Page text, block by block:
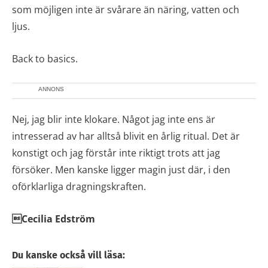
som möjligen inte är svårare än näring, vatten och
ljus.
Back to basics.
ANNONS
Nej, jag blir inte klokare. Något jag inte ens är
intresserad av har alltså blivit en årlig ritual. Det är
konstigt och jag förstår inte riktigt trots att jag
försöker. Men kanske ligger magin just där, i den
oförklarliga dragningskraften.
Cecilia Edström
Du kanske också vill läsa: